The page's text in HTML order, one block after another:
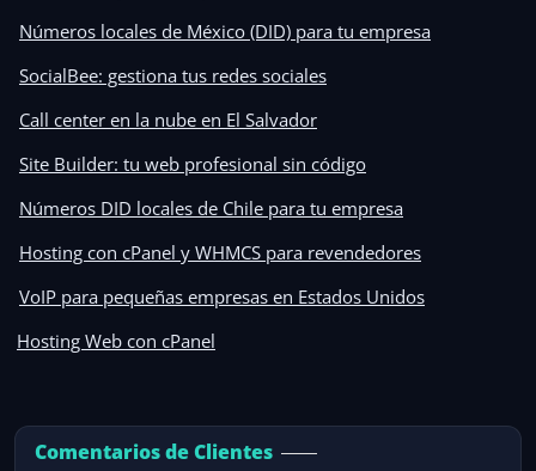
Números locales de México (DID) para tu empresa
SocialBee: gestiona tus redes sociales
Call center en la nube en El Salvador
Site Builder: tu web profesional sin código
Números DID locales de Chile para tu empresa
Hosting con cPanel y WHMCS para revendedores
VoIP para pequeñas empresas en Estados Unidos
Hosting Web con cPanel
Comentarios de Clientes